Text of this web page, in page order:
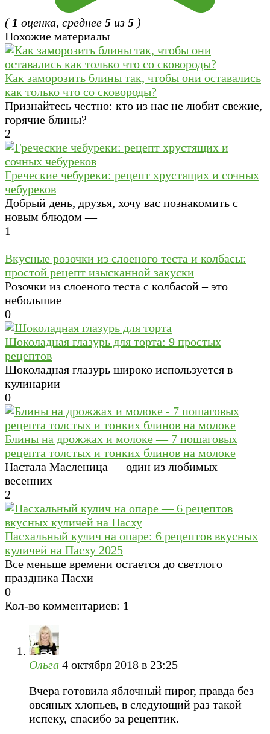
( 1 оценка, среднее 5 из 5 )
Похожие материалы
Как заморозить блины так, чтобы они оставались
как только что со сковороды?
Признайтесь честно: кто из нас не любит свежие,
горячие блины?
2
Греческие чебуреки: рецепт хрустящих и сочных
чебуреков
Добрый день, друзья, хочу вас познакомить с
новым блюдом —
1
Вкусные розочки из слоеного теста и колбасы:
простой рецепт изысканной закуски
Розочки из слоеного теста с колбасой – это
небольшие
0
Шоколадная глазурь для торта: 9 простых
рецептов
Шоколадная глазурь широко используется в
кулинарии
0
Блины на дрожжах и молоке — 7 пошаговых
рецепта толстых и тонких блинов на молоке
Настала Масленица — один из любимых
весенних
2
Пасхальный кулич на опаре: 6 рецептов вкусных
куличей на Пасху 2025
Все меньше времени остается до светлого
праздника Пасхи
0
Кол-во комментариев: 1
Ольга 4 октября 2018 в 23:25
Вчера готовила яблочный пирог, правда без
овсяных хлопьев, в следующий раз такой
испеку, спасибо за рецептик.